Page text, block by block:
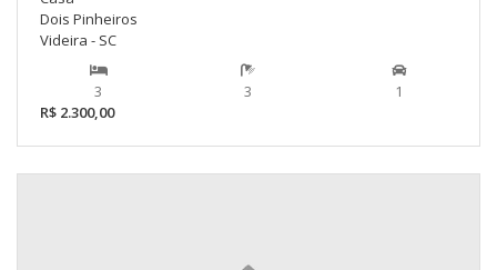
Dois Pinheiros
Videira - SC
3 3
1
R$ 2.300,00